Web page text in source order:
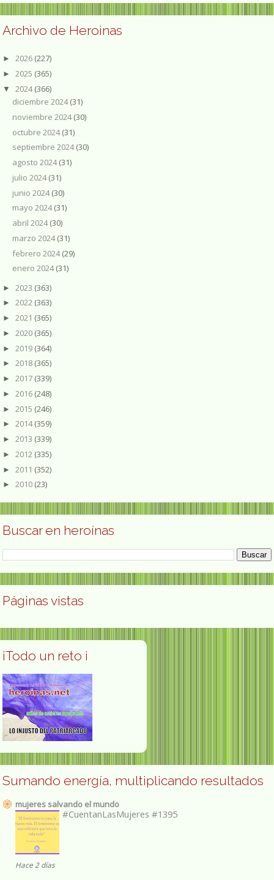
Archivo de Heroinas
► 2026 (227)
► 2025 (365)
▼ 2024(366)
diciembre 2024(31)
noviembre 2024(30)
octubre 2024(31)
septiembre 2024(30)
agosto 2024(31)
julio 2024(31)
junio 2024(30)
mayo 2024(31)
abril 2024(30)
marzo 2024(31)
febrero 2024(29)
enero 2024(31)
► 2023 (363)
► 2022 (363)
► 2021 (365)
► 2020 (365)
► 2019 (364)
► 2018 (365)
► 2017 (339)
► 2016 (248)
► 2015 (246)
► 2014(359)
► 2013 (339)
► 2012 (335)
► 2011 (352)
► 2010 (23)
Buscar en heroínas
Páginas vistas
¡Todo un reto ¡
Sumando energía, multiplicando resultados
mujeres salvando el mundo
#CuentanLasMujeres #1395
Hace 2 días